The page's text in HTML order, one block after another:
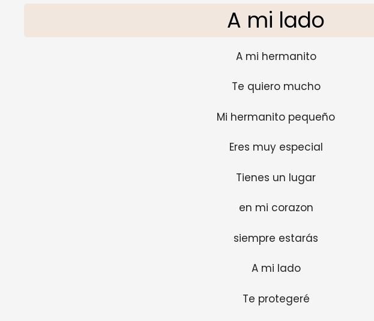
A mi lado
A mi hermanito
Te quiero mucho
Mi hermanito pequeño
Eres muy especial
Tienes un lugar
en mi corazon
siempre estarás
A mi lado
Te protegeré